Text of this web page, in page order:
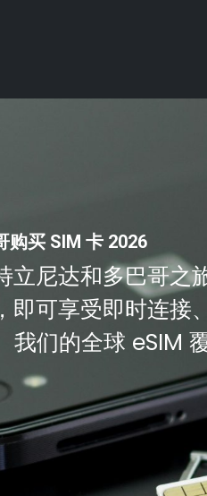
购买 SIM 卡 2026
立尼达和多巴哥之
即可享受即时连接
我们的全球 eSIM